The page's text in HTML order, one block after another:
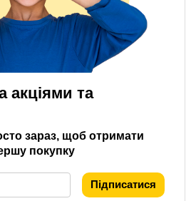
акціями та
зараз, щоб отримати
покупку
Підписатися